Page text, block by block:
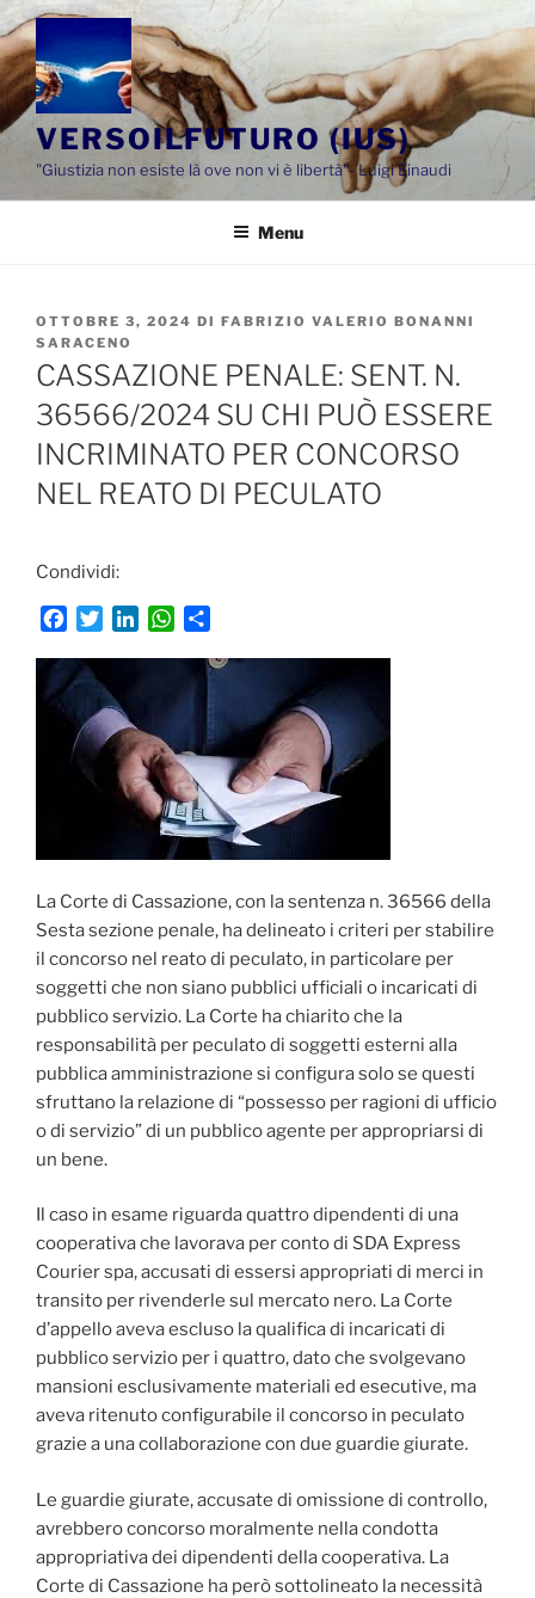
Salta
al
contenuto
VERSOILFUTURO (IUS)
"Giustizia non esiste là ove non vi è libertà"- Luigi Einaudi
Menu
PUBBLICATO
IL
OTTOBRE 3, 2024 DI FABRIZIO VALERIO BONANNI
SARACENO
CASSAZIONE PENALE: SENT. N.
36566/2024 SU CHI PUÒ ESSERE
INCRIMINATO PER CONCORSO
NEL REATO DI PECULATO
Condividi:
c
o
t
e
e
d
I
n
W
A
p
p
n
v
i
d
i
La Corte di Cassazione, con la sentenza n. 36566 della
Sesta sezione penale, ha delineato i criteri per stabilire
il concorso nel reato di peculato, in particolare per
soggetti che non siano pubblici ufficiali o incaricati di
pubblico servizio. La Corte ha chiarito che la
responsabilità per peculato di soggetti esterni alla
pubblica amministrazione si configura solo se questi
sfruttano la relazione di “possesso per ragioni di ufficio
o di servizio” di un pubblico agente per appropriarsi di
un bene.
Il caso in esame riguarda quattro dipendenti di una
cooperativa che lavorava per conto di SDA Express
Courier spa, accusati di essersi appropriati di merci in
transito per rivenderle sul mercato nero. La Corte
d’appello aveva escluso la qualifica di incaricati di
pubblico servizio per i quattro, dato che svolgevano
mansioni esclusivamente materiali ed esecutive, ma
aveva ritenuto configurabile il concorso in peculato
grazie a una collaborazione con due guardie giurate.
Le guardie giurate, accusate di omissione di controllo,
avrebbero concorso moralmente nella condotta
appropriativa dei dipendenti della cooperativa. La
Corte di Cassazione ha però sottolineato la necessità